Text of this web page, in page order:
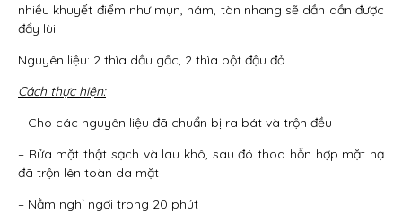
nhiều khuyết điểm như mụn, nám, tàn nhang sẽ dần dần được
đẩy lùi.
Nguyên liệu: 2 thìa dầu gấc, 2 thìa bột đậu đỏ
Cách thực hiện:
– Cho các nguyên liệu đã chuẩn bị ra bát và trộn đều
– Rửa mặt thật sạch và lau khô, sau đó thoa hỗn hợp mặt nạ
đã trộn lên toàn da mặt
– Nằm nghỉ ngơi trong 20 phút